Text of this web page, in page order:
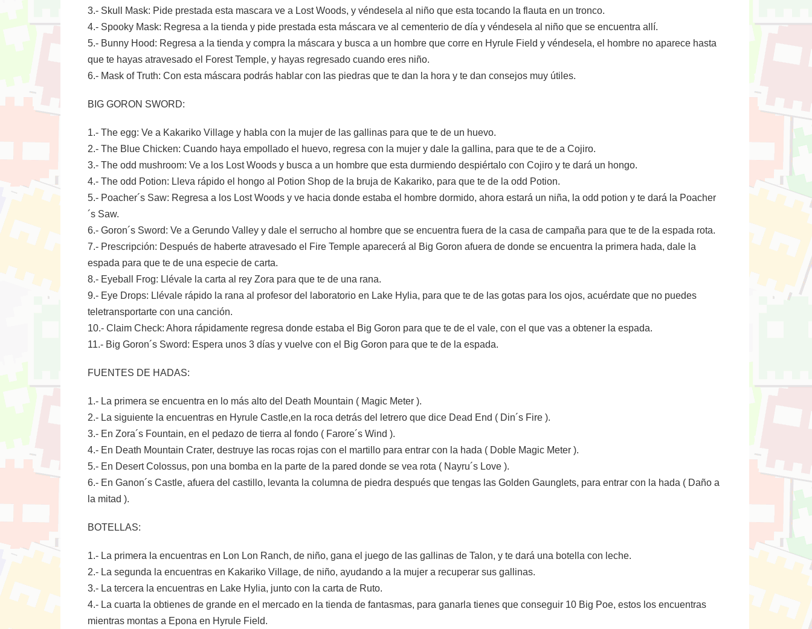
3.- Skull Mask: Pide prestada esta mascara ve a Lost Woods, y véndesela al niño que esta tocando la flauta en un tronco.
4.- Spooky Mask: Regresa a la tienda y pide prestada esta máscara ve al cementerio de día y véndesela al niño que se encuentra allí.
5.- Bunny Hood: Regresa a la tienda y compra la máscara y busca a un hombre que corre en Hyrule Field y véndesela, el hombre no aparece hasta
que te hayas atravesado el Forest Temple, y hayas regresado cuando eres niño.
6.- Mask of Truth: Con esta máscara podrás hablar con las piedras que te dan la hora y te dan consejos muy útiles.
BIG GORON SWORD:
1.- The egg: Ve a Kakariko Village y habla con la mujer de las gallinas para que te de un huevo.
2.- The Blue Chicken: Cuando haya empollado el huevo, regresa con la mujer y dale la gallina, para que te de a Cojiro.
3.- The odd mushroom: Ve a los Lost Woods y busca a un hombre que esta durmiendo despiértalo con Cojiro y te dará un hongo.
4.- The odd Potion: Lleva rápido el hongo al Potion Shop de la bruja de Kakariko, para que te de la odd Potion.
5.- Poacher´s Saw: Regresa a los Lost Woods y ve hacia donde estaba el hombre dormido, ahora estará un niña, la odd potion y te dará la Poacher
´s Saw.
6.- Goron´s Sword: Ve a Gerundo Valley y dale el serrucho al hombre que se encuentra fuera de la casa de campaña para que te de la espada rota.
7.- Prescripción: Después de haberte atravesado el Fire Temple aparecerá al Big Goron afuera de donde se encuentra la primera hada, dale la
espada para que te de una especie de carta.
8.- Eyeball Frog: Llévale la carta al rey Zora para que te de una rana.
9.- Eye Drops: Llévale rápido la rana al profesor del laboratorio en Lake Hylia, para que te de las gotas para los ojos, acuérdate que no puedes
teletransportarte con una canción.
10.- Claim Check: Ahora rápidamente regresa donde estaba el Big Goron para que te de el vale, con el que vas a obtener la espada.
11.- Big Goron´s Sword: Espera unos 3 días y vuelve con el Big Goron para que te de la espada.
FUENTES DE HADAS:
1.- La primera se encuentra en lo más alto del Death Mountain ( Magic Meter ).
2.- La siguiente la encuentras en Hyrule Castle,en la roca detrás del letrero que dice Dead End ( Din´s Fire ).
3.- En Zora´s Fountain, en el pedazo de tierra al fondo ( Farore´s Wind ).
4.- En Death Mountain Crater, destruye las rocas rojas con el martillo para entrar con la hada ( Doble Magic Meter ).
5.- En Desert Colossus, pon una bomba en la parte de la pared donde se vea rota ( Nayru´s Love ).
6.- En Ganon´s Castle, afuera del castillo, levanta la columna de piedra después que tengas las Golden Gaunglets, para entrar con la hada ( Daño a
la mitad ).
BOTELLAS:
1.- La primera la encuentras en Lon Lon Ranch, de niño, gana el juego de las gallinas de Talon, y te dará una botella con leche.
2.- La segunda la encuentras en Kakariko Village, de niño, ayudando a la mujer a recuperar sus gallinas.
3.- La tercera la encuentras en Lake Hylia, junto con la carta de Ruto.
4.- La cuarta la obtienes de grande en el mercado en la tienda de fantasmas, para ganarla tienes que conseguir 10 Big Poe, estos los encuentras
mientras montas a Epona en Hyrule Field.